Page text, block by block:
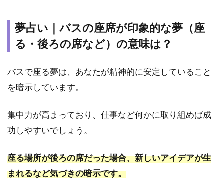
い師
に無
料相
夢占い｜バスの座席が印象的な夢（座
る・後ろの席など）の意味は？
バスで座る夢は、あなたが精神的に安定していること
を暗示しています。
集中力が高まっており、仕事など何かに取り組めば成
功しやすいでしょう。
座る場所が後ろの席だった場合、新しいアイデアが生
まれるなど気づきの暗示です。